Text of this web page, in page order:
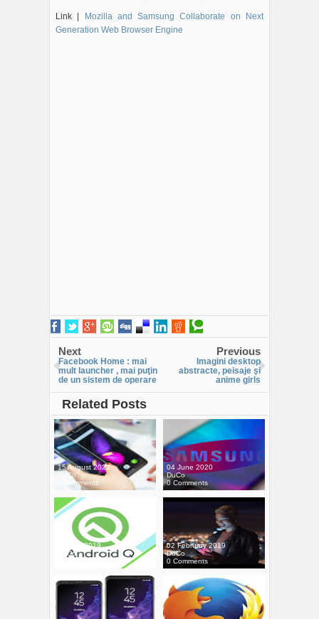
Link |
Mozilla and Samsung Collaborate on Next
Generation Web Browser Engine
Next
Facebook Home : mai
mult launcher , mai puţin
de un sistem de operare
Previous
Imagini desktop
abstracte, peisaje şi
anime girls
Related Posts
15 August 2022
DuCo
0 Comments
04 June 2020
DuCo
0 Comments
12 May 2019
DuCo
02 February 2019
DuCo
0 Comments